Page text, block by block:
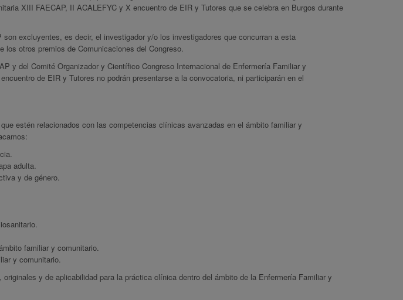
XIII FAECAP, II ACALEFYC y X encuentro de EIR y Tutores que se celebra en Burgos durante
excluyentes, es decir, el investigador y/o los investigadores que concurran a esta
los otros premios de Comunicaciones del Congreso.
y del Comité Organizador y Científico Congreso Internacional de Enfermería Familiar y
de EIR y Tutores no podrán presentarse a la convocatoria, ni participarán en el
estén relacionados con las competencias clínicas avanzadas en el ámbito familiar y
adulta.
y de género.
familiar y comunitario.
y comunitario.
y de aplicabilidad para la práctica clínica dentro del ámbito de la Enfermería Familiar y